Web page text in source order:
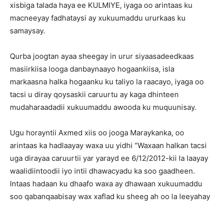
xisbiga talada haya ee KULMIYE, iyaga oo arintaas ku
macneeyay fadhataysi ay xukuumaddu ururkaas ku
samaysay.
Qurba joogtan ayaa sheegay in urur siyaasadeedkaas
masiirkiisa looga danbaynaayo hogaankiisa, isla
markaasna halka hogaanku ku taliyo la raacayo, iyaga oo
tacsi u diray qoysaskii caruurtu ay kaga dhinteen
mudaharaadadii xukuumaddu awooda ku muquunisay.
Ugu horayntii Axmed xiis oo jooga Maraykanka, oo
arintaas ka hadlaayay waxa uu yidhi “Waxaan halkan tacsi
uga dirayaa caruurtii yar yarayd ee 6/12/2012-kii la laayay
waalidiintoodii iyo intii dhawacyadu ka soo gaadheen.
Intaas hadaan ku dhaafo waxa ay dhawaan xukuumaddu
soo qabanqaabisay wax xaflad ku sheeg ah oo la leeyahay